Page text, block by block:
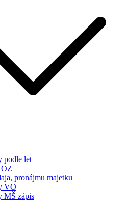
podle let
OZ
pronájmu majetku
VO
MŠ zápis